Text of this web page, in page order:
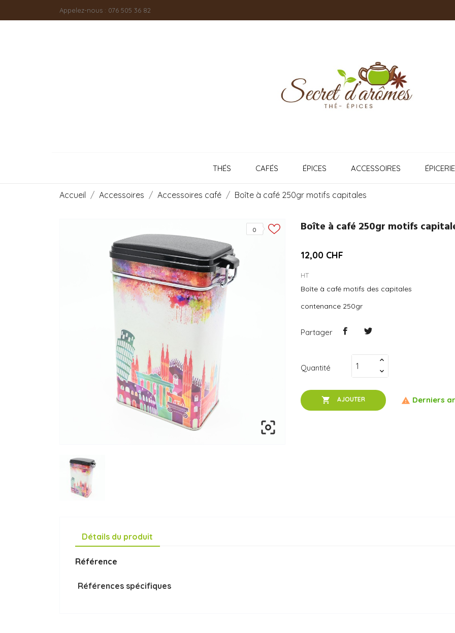
Appelez-nous : 076 505 36 82
THÉS CAFÉS ÉPICES ACCESSOIRES ÉPICERIE
Accueil Accessoires Accessoires café Boîte à café 250gr motifs capitales

0 Boîte à café 250gr motifs
12,00 CHF
HT
Boîte à café motifs des capitales
contenance 250gr
Partager
Quantité
 AJOUTER  Derniers
Détails du produit
Référence
Références spécifiques